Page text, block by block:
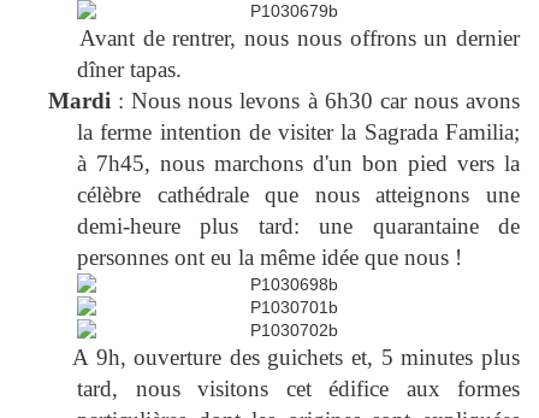
Avant de rentrer, nous nous offrons un dernier
dîner tapas.
Mardi : Nous nous levons à 6h30 car nous avons
la ferme intention de visiter la Sagrada Familia;
à 7h45, nous marchons d'un bon pied vers la
célèbre cathédrale que nous atteignons une
demi-heure plus tard: une quarantaine de
personnes ont eu la même idée que nous !
A 9h, ouverture des guichets et, 5 minutes plus
tard, nous visitons cet édifice aux formes